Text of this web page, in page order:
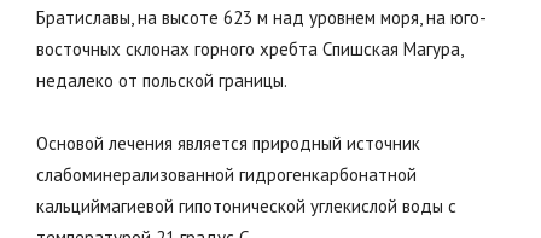
Братиславы, на высоте 623 м над уровнем моря, на юго-
восточных склонах горного хребта Спишская Магура,
недалеко от польской границы.
Основой лечения является природный источник
слабоминерализованной гидрогенкарбонатной
кальциймагиевой гипотонической углекислой воды c